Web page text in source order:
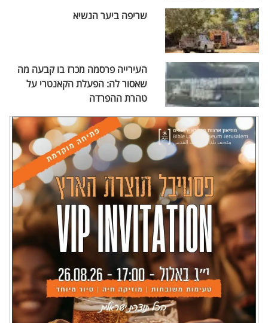
שריפה ביער הנשיא
העירייה פרסמה מכרז בו קבעה מה
שאסור לה: הפעלת הקאנטרי על
טהרת ההפרדה